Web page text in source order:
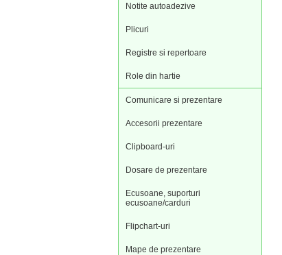
Notite autoadezive
Plicuri
Registre si repertoare
Role din hartie
Comunicare si prezentare
Accesorii prezentare
Clipboard-uri
Dosare de prezentare
Ecusoane, suporturi
ecusoane/carduri
Flipchart-uri
Mape de prezentare